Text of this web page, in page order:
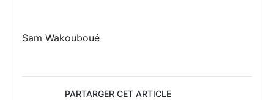
Sam Wakouboué
PARTARGER CET ARTICLE